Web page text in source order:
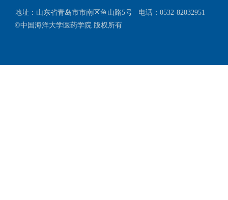
地址：山东省青岛市市南区鱼山路5号
电话：0532-82032951
©中国海洋大学医药学院 版权所有